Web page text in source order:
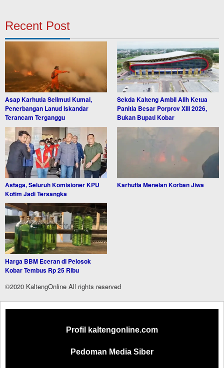
Recent Post
Asap Karhutla Selimuti Kumai,
Penerbangan Lanud Iskandar
Terancam Terganggu
Sekda Kalteng Ambil Alih Ketua
Panitia Besar Porprov XIII 2026,
Bukan Bupati Kobar
Astaga, Seluruh Komisioner KPU
Kotim Jadi Tersangka
Karhutla Menelan Korban Jiwa
Harga BBM Eceran di Pelosok
Kobar Tembus Rp 25 Ribu
©2020 KaltengOnline All rights reserved
Profil kaltengonline.com
Pedoman Media Siber